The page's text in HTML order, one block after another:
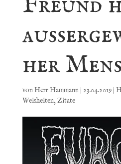
her
vonHerr Hammann| 23.04.2019|
Weisheiten, Zitate